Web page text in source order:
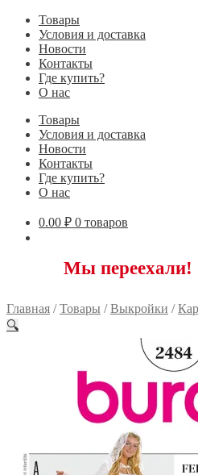
Товары
Условия и доставка
Новости
Контакты
Где купить?
О нас
Товары
Условия и доставка
Новости
Контакты
Где купить?
О нас
0.00 ₽ 0 товаров
Мы переехали!
Главная /Товары /Выкройки /
🔍